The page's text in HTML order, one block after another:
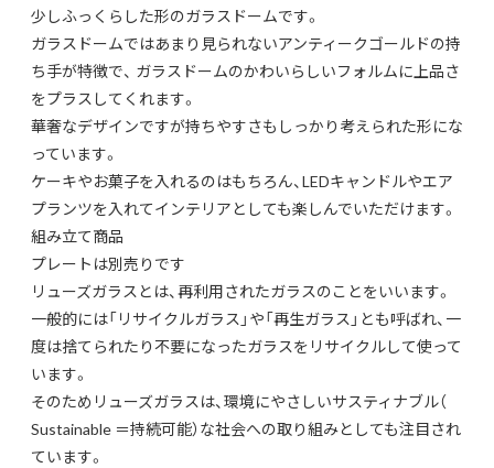
少しふっくらした形のガラスドームです。
ガラスドームではあまり見られないアンティークゴールドの持
ち手が特徴で、 ガラスドームのかわいらしいフォルムに上品さ
をプラスしてくれます。
華奢なデザインですが持ちやすさもしっかり考えられた形にな
っています。
ケーキやお菓子を入れるのはもちろん、LEDキャンドルやエア
プランツを入れてインテリアとしても楽しんでいただけます。
組み立て商品
プレートは別売りです
リューズガラスとは、再利用されたガラスのことをいいます。
一般的には「リサイクルガラス」や「再生ガラス」とも呼ばれ、一
度は捨てられたり不要になったガラスをリサイクルして使って
います。
そのためリューズガラスは、環境にやさしいサスティナブル（
Sustainable ＝持続可能）な社会への取り組みとしても注目され
ています。